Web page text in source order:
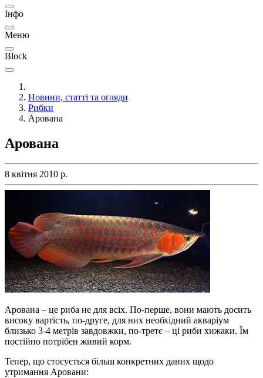
Інфо
Меню
Block
Новини, статті та огляди
Рибки
Арована
Арована
8 квітня 2010 р.
Арована – це риба не для всіх. По-перше, вони мають досить
високу вартість, по-друге, для них необхідний акваріум
близько 3-4 метрів завдовжки, по-третє – ці риби хижаки. Їм
постійно потрібен живий корм.
Тепер, що стосується більш конкретних даних щодо
утримання Аровани: